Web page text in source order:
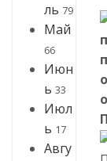
ль 79
Май
66
Июн
ь 33
Июл
ь 17
Авгу